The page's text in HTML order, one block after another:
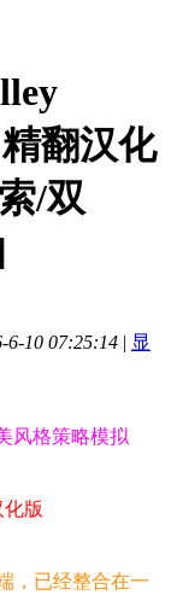
翻汉化
/双
10 07:25:14 | 显
风格策略模拟
化版
，已经整合在一